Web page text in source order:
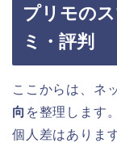
プリモの
ミ・評判
ここからは、ネ
向 を整理します。
個人差はありま